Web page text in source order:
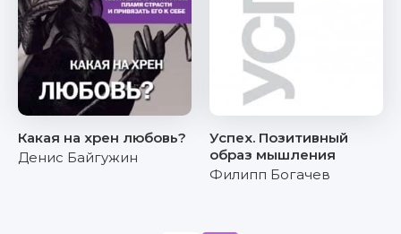
Какая на хрен любовь?
Денис Байгужин
Успех. Позитивный
образ мышления
Филипп Богачев